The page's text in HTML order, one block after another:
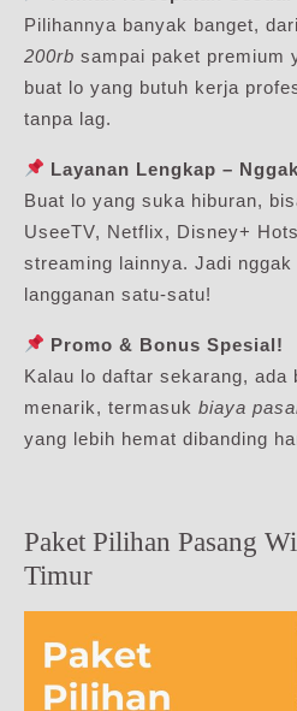
Pilihannya banyak banget, dari
200rb sampai paket premium
buat lo yang butuh kerja
tanpa lag.
Layanan Lengkap –
Buat lo yang suka hiburan,
UseeTV, Netflix, Disney+
streaming lainnya. Jadi
langganan satu-satu!
Promo & Bonus Spesial!
Kalau lo daftar sekarang, ada
menarik, termasuk biaya
yang lebih hemat dibanding
Paket Pilihan Pasang
Timur